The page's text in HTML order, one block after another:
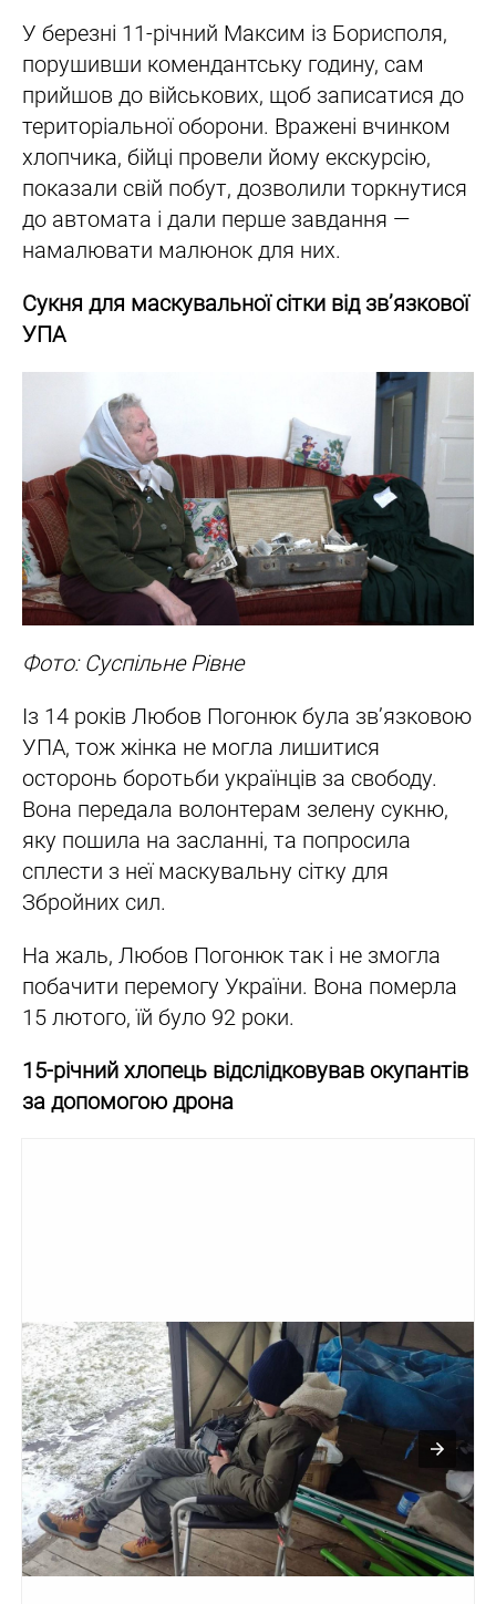
У березні 11-річний Максим із Борисполя,
порушивши комендантську годину, сам
прийшов до військових, щоб записатися до
територіальної оборони. Вражені вчинком
хлопчика, бійці провели йому екскурсію,
показали свій побут, дозволили торкнутися
до автомата і дали перше завдання —
намалювати малюнок для них.
Сукня для маскувальної сітки від зв’язкової
УПА
Фото: Суспільне Рівне
Із 14 років Любов Погонюк була зв’язковою
УПА, тож жінка не могла лишитися
осторонь боротьби українців за свободу.
Вона передала волонтерам зелену сукню,
яку пошила на засланні, та попросила
сплести з неї маскувальну сітку для
Збройних сил.
На жаль, Любов Погонюк так і не змогла
побачити перемогу України. Вона померла
15 лютого, їй було 92 роки.
15-річний хлопець відслідковував окупантів
за допомогою дрона